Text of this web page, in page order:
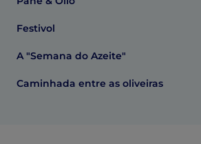
Festivol
A "Semana do Azeite"
Caminhada entre as oliveiras